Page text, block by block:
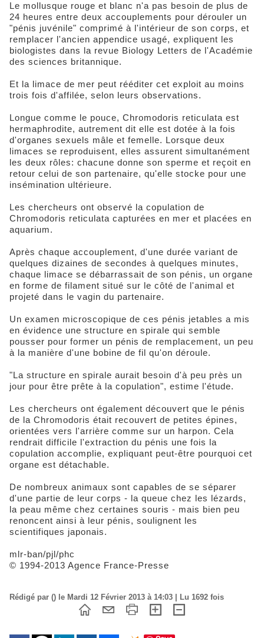
Le mollusque rouge et blanc n'a pas besoin de plus de
24 heures entre deux accouplements pour dérouler un
"pénis juvénile" comprimé à l'intérieur de son corps, et
remplacer l'ancien appendice usagé, expliquent les
biologistes dans la revue Biology Letters de l'Académie
des sciences britannique.
Et la limace de mer peut rééditer cet exploit au moins
trois fois d'affilée, selon leurs observations.
Longue comme le pouce, Chromodoris reticulata est
hermaphrodite, autrement dit elle est dotée à la fois
d'organes sexuels mâle et femelle. Lorsque deux
limaces se reproduisent, elles assurent simultanément
les deux rôles: chacune donne son sperme et reçoit en
retour celui de son partenaire, qu'elle stocke pour une
insémination ultérieure.
Les chercheurs ont observé la copulation de
Chromodoris reticulata capturées en mer et placées en
aquarium.
Après chaque accouplement, d'une durée variant de
quelques dizaines de secondes à quelques minutes,
chaque limace se débarrassait de son pénis, un organe
en forme de filament situé sur le côté de l'animal et
projeté dans le vagin du partenaire.
Un examen microscopique de ces pénis jetables a mis
en évidence une structure en spirale qui semble
pousser pour former un pénis de remplacement, un peu
à la manière d'une bobine de fil qu'on déroule.
"La structure en spirale aurait besoin d'à peu près un
jour pour être prête à la copulation", estime l'étude.
Les chercheurs ont également découvert que le pénis
de la Chromodoris était recouvert de petites épines,
orientées vers l'arrière comme sur un harpon. Cela
rendrait difficile l'extraction du pénis une fois la
copulation accomplie, expliquant peut-être pourquoi cet
organe est détachable.
De nombreux animaux sont capables de se séparer
d'une partie de leur corps - la queue chez les lézards,
la peau même chez certaines souris - mais bien peu
renoncent ainsi à leur pénis, soulignent les
scientifiques japonais.
mlr-ban/pjl/phc
© 1994-2013 Agence France-Presse
Rédigé par () le Mardi 12 Février 2013 à 14:03 | Lu 1692 fois